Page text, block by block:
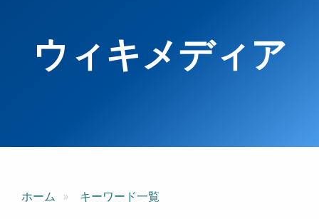
ウィキメディア
ホーム キーワード一覧